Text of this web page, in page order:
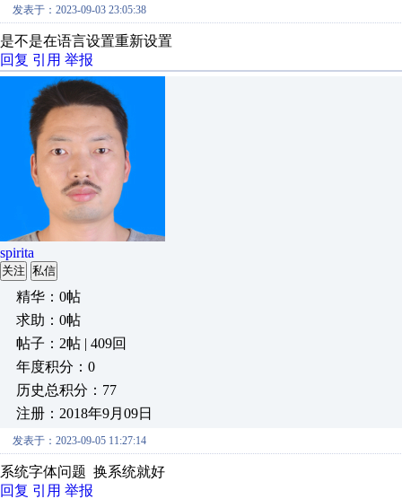
发表于：2023-09-03 23:05:38
是不是在语言设置重新设置
回复 引用 举报
spirita
关注 私信
精华：0帖
求助：0帖
帖子：2帖 | 409回
年度积分：0
历史总积分：77
注册：2018年9月09日
发表于：2023-09-05 11:27:14
系统字体问题 换系统就好
回复 引用 举报